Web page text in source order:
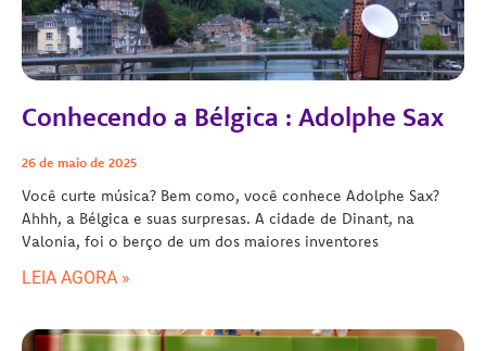
Conhecendo a Bélgica : Adolphe Sax
26 de maio de 2025
Você curte música? Bem como, você conhece Adolphe Sax?
Ahhh, a Bélgica e suas surpresas. A cidade de Dinant, na
Valonia, foi o berço de um dos maiores inventores
LEIA AGORA »